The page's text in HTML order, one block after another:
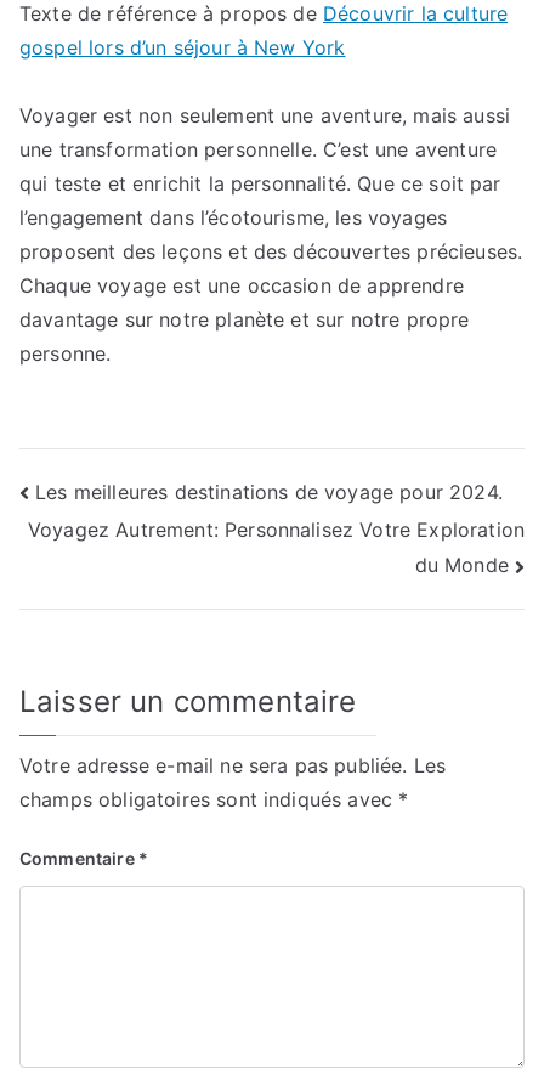
Texte de référence à propos de Découvrir la culture
gospel lors d’un séjour à New York
Voyager est non seulement une aventure, mais aussi
une transformation personnelle. C’est une aventure
qui teste et enrichit la personnalité. Que ce soit par
l’engagement dans l’écotourisme, les voyages
proposent des leçons et des découvertes précieuses.
Chaque voyage est une occasion de apprendre
davantage sur notre planète et sur notre propre
personne.
Navigation
de
l’article
Les meilleures destinations de voyage pour 2024.
Voyagez Autrement: Personnalisez Votre Exploration
du Monde
Laisser un commentaire
Votre adresse e-mail ne sera pas publiée. Les
champs obligatoires sont indiqués avec *
Commentaire *